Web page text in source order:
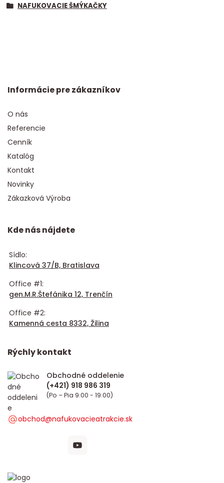
NAFUKOVACIE ŠMÝKAČKY
Informácie pre zákazníkov
O nás
Referencie
Cenník
Katalóg
Kontakt
Novinky
Zákazková Výroba
Kde nás nájdete
Sídlo:
Klincová 37/B, Bratislava
Office #1:
gen.M.R.Štefánika 12, Trenčín
Office #2:
Kamenná cesta 8332, Žilina
Rýchly kontakt
Obchodné oddelenie
(Po – Pia 9:00 - 19:00)
obchod@nafukovacieatrakcie.sk